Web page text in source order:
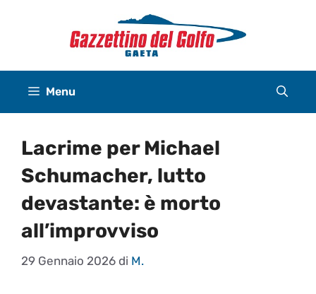
Menu
Lacrime per Michael
Schumacher, lutto
devastante: è morto
all’improvviso
29 Gennaio 2026 di M.